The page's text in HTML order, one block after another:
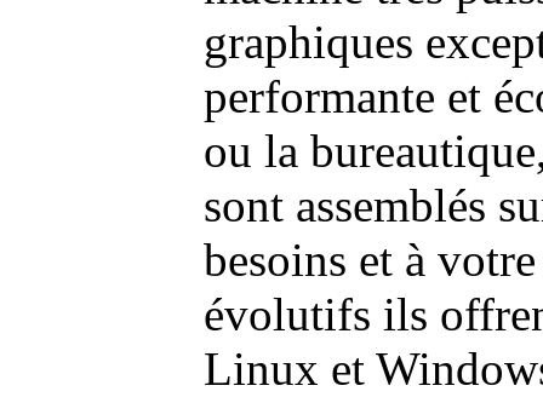
graphiques
performante et
ou la
sont assemblés
besoins et à
évolutifs ils
Linux et